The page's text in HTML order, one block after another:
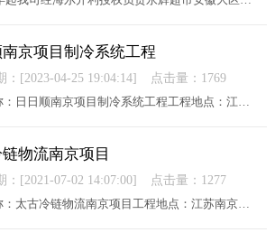
南京项目制冷系统工程
：[2023-04-25 19:04:14]
点击量：1769
物流南京项目
：[2021-07-02 14:07:00]
点击量：1277
工程名称：太古冷链物流南京项目工程地点：江苏南京客户介绍：南京市太古冷链物流南京项目冷库设备和保温系统供货安装及工程施工合同价为1665万元，冷库面积8431平方米。项目安装：公司专业承揽了该项目冷库设备安装调试工作。穿堂C/D共8台吊顶式冷风机；变温库C1/C2共6...